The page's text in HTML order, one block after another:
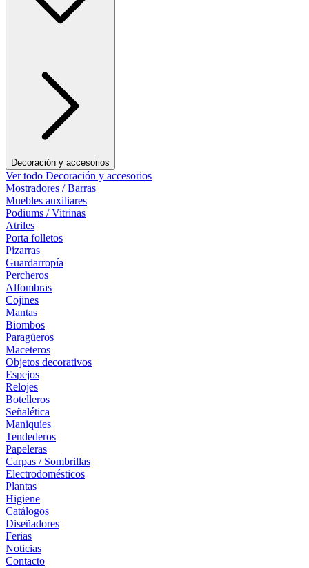
Decoración y accesorios
Ver todo Decoración y accesorios
Mostradores / Barras
Muebles auxiliares
Podiums / Vitrinas
Atriles
Porta folletos
Pizarras
Guardarropía
Percheros
Alfombras
Cojines
Mantas
Biombos
Paragüeros
Maceteros
Objetos decorativos
Espejos
Relojes
Botelleros
Señalética
Maniquíes
Tendederos
Papeleras
Carpas / Sombrillas
Electrodomésticos
Plantas
Higiene
Catálogos
Diseñadores
Ferias
Noticias
Contacto